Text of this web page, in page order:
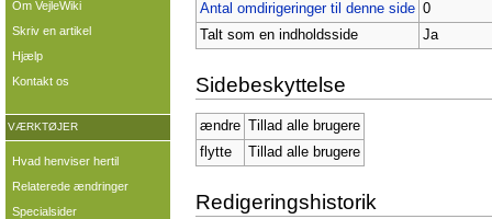
Antal omdirigeringer til denne side 0
Talt som en indholdsside
Ja
Sidebeskyttelse
ændre
Tillad alle brugere
flytte
Tillad alle brugere
Redigeringshistorik
Om VejleWiki
Skriv en artikel
Hjælp
Kontakt os
VÆRKTØJER
Hvad henviser hertil
Relaterede ændringer
Specialsider